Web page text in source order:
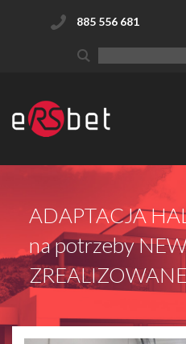
885 556 681
ADAPTACJA
na potrzeby
ZREALIZOWANE